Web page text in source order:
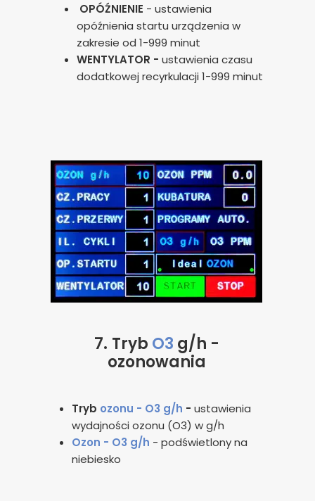
7. Tryb O3 g/h -
ozonowania
Tryb ozonu - O3 g/h - ustawienia
wydajności ozonu (O3) w g/h
Ozon - O3 g/h - podświetlony na
niebiesko
OPÓŹNIENIE - ustawienia
opóźnienia startu urządzenia w
zakresie od 1-999 minut
WENTYLATOR - ustawienia czasu
dodatkowej recyrkulacji 1-999 minut